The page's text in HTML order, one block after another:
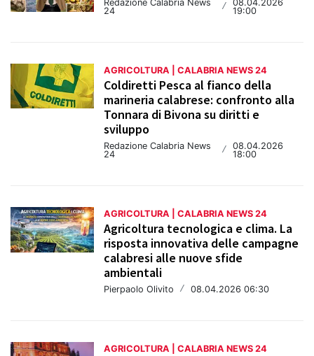
Redazione Calabria News
24
/ 08.04.2026
19:00
AGRICOLTURA | CALABRIA NEWS 24
Coldiretti Pesca al fianco della
marineria calabrese: confronto alla
Tonnara di Bivona su diritti e
sviluppo
Redazione Calabria News
24
/ 08.04.2026
18:00
AGRICOLTURA | CALABRIA NEWS 24
Agricoltura tecnologica e clima. La
risposta innovativa delle campagne
calabresi alle nuove sfide
ambientali
Pierpaolo Olivito / 08.04.2026 06:30
AGRICOLTURA | CALABRIA NEWS 24